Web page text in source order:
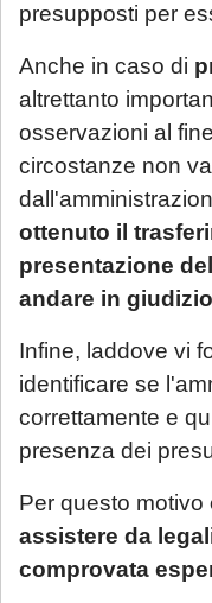
presupposti per
Anche in caso di
altrettanto
osservazioni al
circostanze non
ottenuto il
presentazione
andare in giudizio
Infine, laddove vi
identificare se
correttamente e
presenza dei
Per questo motivo
assistere da
comprovata